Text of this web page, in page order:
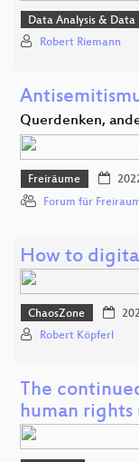
Data Analysis & Data
Robert Riemann
Querdenken,
Freiräume
Forum für
How to
ChaosZone
Robert Köpferl
The
human